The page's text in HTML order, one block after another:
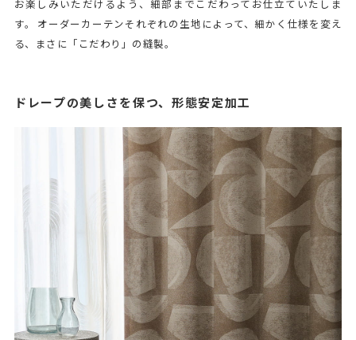
お楽しみいただけるよう、細部までこだわってお仕立ていたしま
す。 オーダーカーテンそれぞれの生地によって、細かく仕様を変え
る、まさに「こだわり」の縫製。
ドレープの美しさを保つ、形態安定加工